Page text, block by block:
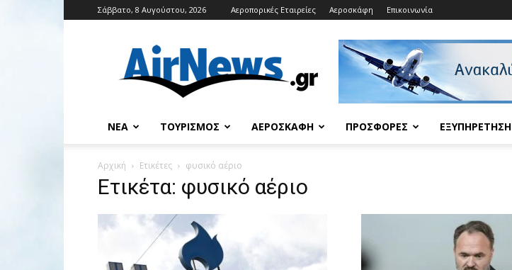
Σάββατο, 8 Αυγούστου, 2026 Αεροπορικές Εταιρείες Αεροσκάφη Επικοινωνία
ΝΈΑ ΤΟΥΡΙΣΜΌΣ ΑΕΡΟΣΚΆΦΗ ΠΡΟΣΦΟΡΈΣ ΕΞΥΠΗΡΈΤΗΣΗ
Αρχική Ετικέτες φυσικό αέριο
Ετικέτα: φυσικό αέριο